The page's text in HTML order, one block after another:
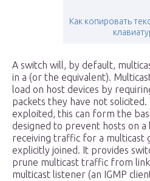
Как копировать
A switch will, by default,
in a (or the equivalent).
load on host devices by
packets they have not
exploited, this can form the
designed to prevent hosts on
receiving traffic for a multicast
explicitly joined. It provides
prune multicast traffic from
multicast listener (an IGMP